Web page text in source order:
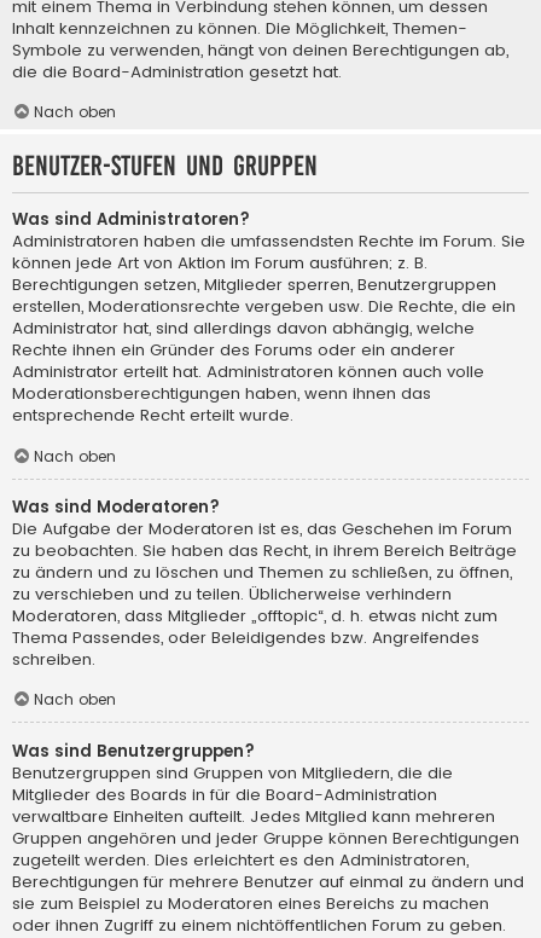
mit einem Thema in Verbindung stehen können, um dessen
Inhalt kennzeichnen zu können. Die Möglichkeit, Themen-
Symbole zu verwenden, hängt von deinen Berechtigungen ab,
die die Board-Administration gesetzt hat.
Nach oben
Benutzer-Stufen und Gruppen
Was sind Administratoren?
Administratoren haben die umfassendsten Rechte im Forum. Sie
können jede Art von Aktion im Forum ausführen; z. B.
Berechtigungen setzen, Mitglieder sperren, Benutzergruppen
erstellen, Moderationsrechte vergeben usw. Die Rechte, die ein
Administrator hat, sind allerdings davon abhängig, welche
Rechte ihnen ein Gründer des Forums oder ein anderer
Administrator erteilt hat. Administratoren können auch volle
Moderationsberechtigungen haben, wenn ihnen das
entsprechende Recht erteilt wurde.
Nach oben
Was sind Moderatoren?
Die Aufgabe der Moderatoren ist es, das Geschehen im Forum
zu beobachten. Sie haben das Recht, in ihrem Bereich Beiträge
zu ändern und zu löschen und Themen zu schließen, zu öffnen,
zu verschieben und zu teilen. Üblicherweise verhindern
Moderatoren, dass Mitglieder „offtopic“, d. h. etwas nicht zum
Thema Passendes, oder Beleidigendes bzw. Angreifendes
schreiben.
Nach oben
Was sind Benutzergruppen?
Benutzergruppen sind Gruppen von Mitgliedern, die die
Mitglieder des Boards in für die Board-Administration
verwaltbare Einheiten aufteilt. Jedes Mitglied kann mehreren
Gruppen angehören und jeder Gruppe können Berechtigungen
zugeteilt werden. Dies erleichtert es den Administratoren,
Berechtigungen für mehrere Benutzer auf einmal zu ändern und
sie zum Beispiel zu Moderatoren eines Bereichs zu machen
oder ihnen Zugriff zu einem nichtöffentlichen Forum zu geben.